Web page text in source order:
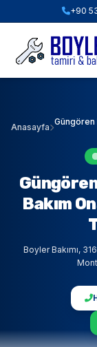
+90
Anasayfa
Güngören
Bakım
Boyler Bakımı,
ANINDA FIYAT
Hızlı
2. BOYLER
3.